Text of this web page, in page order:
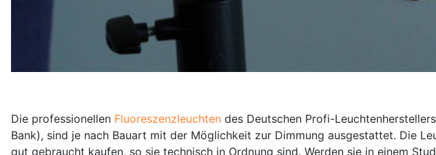
Die professionellen Fluoreszenzleuchten des Deutschen Profi-
Bank), sind je nach Bauart mit der Möglichkeit zur Dimmung ausgestattet. Die
gut gebraucht kaufen, so sie technisch in Ordnung sind. Werden sie in einem